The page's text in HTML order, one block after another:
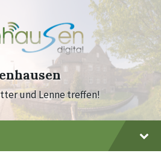
und Lenne treffen!